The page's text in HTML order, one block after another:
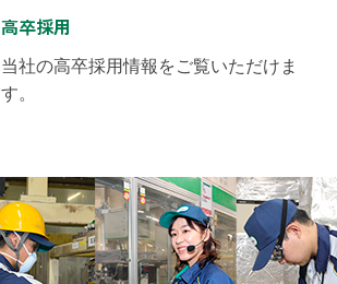
高卒採用
当社の高卒採用情報をご覧いただけま
す。